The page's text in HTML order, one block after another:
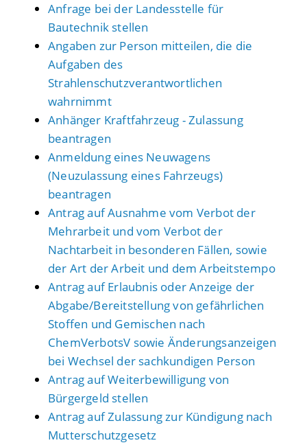
Anfrage bei der Landesstelle für
Bautechnik stellen
Angaben zur Person mitteilen, die die
Aufgaben des
Strahlenschutzverantwortlichen
wahrnimmt
Anhänger Kraftfahrzeug - Zulassung
beantragen
Anmeldung eines Neuwagens
(Neuzulassung eines Fahrzeugs)
beantragen
Antrag auf Ausnahme vom Verbot der
Mehrarbeit und vom Verbot der
Nachtarbeit in besonderen Fällen, sowie
der Art der Arbeit und dem Arbeitstempo
Antrag auf Erlaubnis oder Anzeige der
Abgabe/Bereitstellung von gefährlichen
Stoffen und Gemischen nach
ChemVerbotsV sowie Änderungsanzeigen
bei Wechsel der sachkundigen Person
Antrag auf Weiterbewilligung von
Bürgergeld stellen
Antrag auf Zulassung zur Kündigung nach
Mutterschutzgesetz